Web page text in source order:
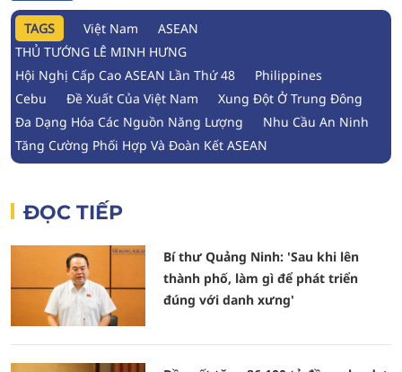
TAGS Việt Nam
ASEAN
THỦ TƯỚNG LÊ MINH HƯNG
Hội Nghị Cấp Cao ASEAN Lần Thứ 48
Philippines
Cebu
Đề Xuất Của Việt Nam
Xung Đột Ở Trung Đông
Đa Dạng Hóa Các Nguồn Năng Lượng
Nhu Cầu An Ninh
Tăng Cường Phối Hợp Và Đoàn Kết ASEAN
ĐỌC TIẾP
Bí thư Quảng Ninh: 'Sau khi lên
thành phố, làm gì để phát triển
đúng với danh xưng'